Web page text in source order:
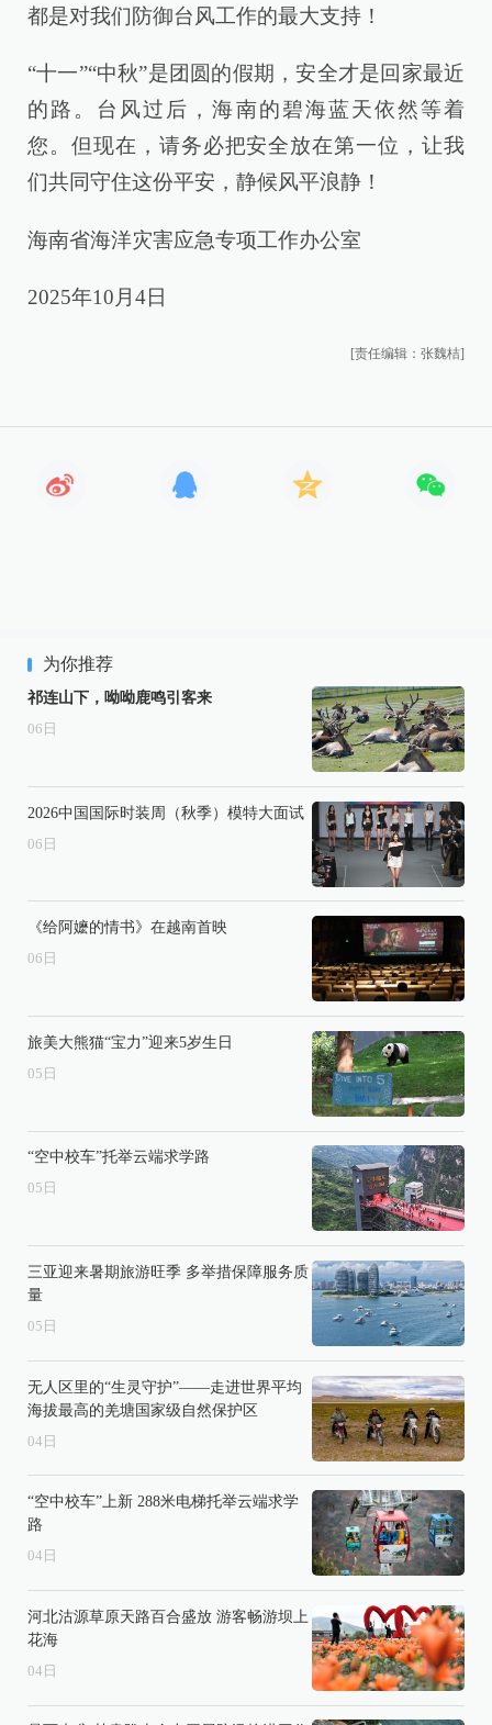
都是对我们防御台风工作的最大支持！
“十一”“中秋”是团圆的假期，安全才是回家最近
的路。台风过后，海南的碧海蓝天依然等着
您。但现在，请务必把安全放在第一位，让我
们共同守住这份平安，静候风平浪静！
海南省海洋灾害应急专项工作办公室
2025年10月4日
[责任编辑：张魏桔]
为你推荐
祁连山下，呦呦鹿鸣引客来
06 日
2026中国国际时装周（秋季）模特大面试
06 日
《给阿嬷的情书》在越南首映
06 日
旅美大熊猫“宝力”迎来5岁生日
05 日
“空中校车”托举云端求学路
05 日
三亚迎来暑期旅游旺季 多举措保障服务质
量
05 日
无人区里的“生灵守护”——走进世界平均
海拔最高的羌塘国家级自然保护区
04 日
“空中校车”上新 288米电梯托举云端求学
路
04 日
河北沽源草原天路百合盛放 游客畅游坝上
花海
04 日